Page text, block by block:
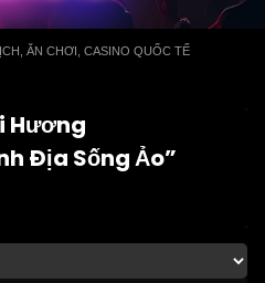
ĂN CHƠI, CASINO QUỐC TẾ
Hương
Địa Sống Ảo”